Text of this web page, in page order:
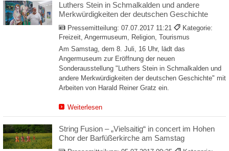
Luthers Stein in Schmalkalden und andere
Merkwürdigkeiten der deutschen Geschichte
Pressemitteilung: 07.07.2017 11:21
Kategorie:
Freizeit, Angermuseum, Religion, Tourismus
Am Samstag, dem 8. Juli, 16 Uhr, lädt das
Angermuseum zur Eröffnung der neuen
Sonderausstellung "Luthers Stein in Schmalkalden und
andere Merkwürdigkeiten der deutschen Geschichte" mit
Arbeiten von Harald Reiner Gratz ein.
Weiterlesen
String Fusion – „Vielsaitig“ in concert im Hohen
Chor der Barfüßerkirche am Samstag